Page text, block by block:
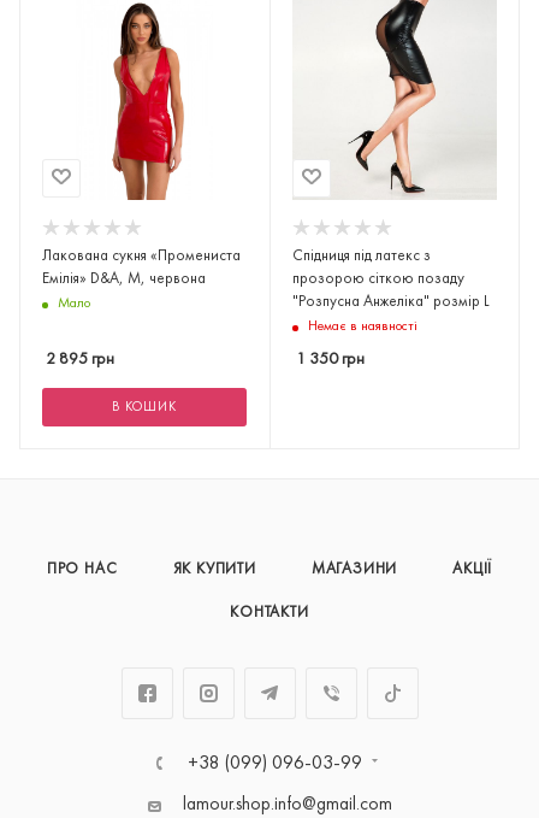
Лакована сукня «Промениста
Емілія» D&A, М, червона
Мало
2 895 грн
В КОШИК
Спідниця під латекс з
прозорою сіткою позаду
"Розпусна Анжеліка" розмір L
Немає в наявності
1 350грн
ПРО НАС ЯК КУПИТИ МАГАЗИНИ АКЦІЇ
КОНТАКТИ
+38 (099) 096-03-99
lamour.shop.info@gmail.com